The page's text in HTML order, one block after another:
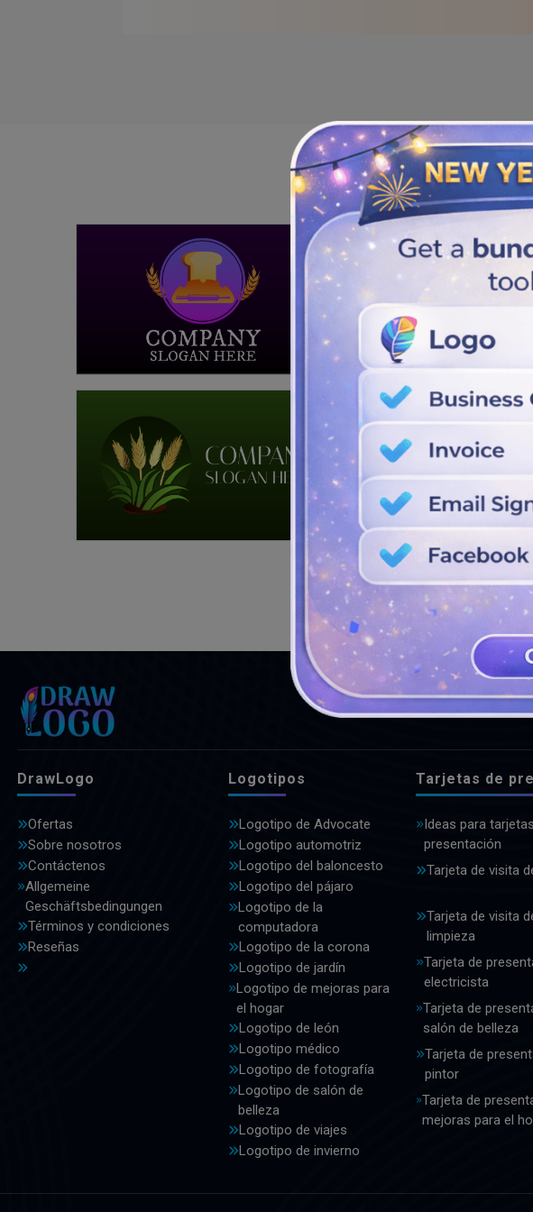
DrawLogo
Ofertas
Sobre nosotros
Contáctenos
Allgemeine
Geschäftsbedingungen
Términos y condiciones
Reseñas
Logotipos
Logotipo de Advocate
Logotipo automotriz
Logotipo del baloncesto
Logotipo del pájaro
Logotipo de la
computadora
Logotipo de la corona
Logotipo de jardín
Logotipo de mejoras para
el hogar
Logotipo de león
Logotipo médico
Logotipo de fotografía
Logotipo de salón de
belleza
Logotipo de viajes
Logotipo de invierno
Tarjetas de
Ideas para
presentación
Tarjeta de visita
Tarjeta de visita
limpieza
Tarjeta de
electricista
Tarjeta de
salón de belleza
Tarjeta de
pintor
Tarjeta de
mejoras para el